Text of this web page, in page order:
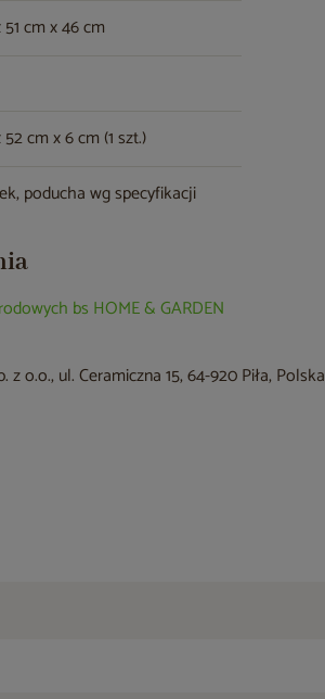
cm x 46 cm
cm x 6 cm (1 szt.)
poducha wg specyfikacji
bs HOME & GARDEN
o.o., ul. Ceramiczna 15, 64-920 Piła, Polska